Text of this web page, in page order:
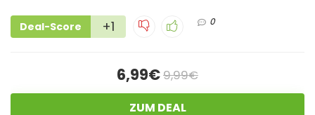
Deal-Score +1 0
6,99€9,99€
ZUM DEAL